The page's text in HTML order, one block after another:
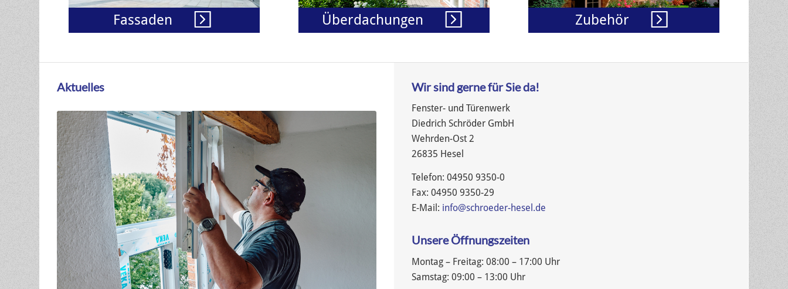
Fassaden Überdachungen Zubehör
Aktuelles Wir sind gerne für Sie da!
Fenster- und Türenwerk
Diedrich Schröder GmbH
Wehrden-Ost 2
26835 Hesel
Telefon: 04950 9350-0
Fax: 04950 9350-29
E-Mail: info@schroeder-hesel.de
Unsere Öffnungszeiten
Montag – Freitag: 08:00 – 17:00 Uhr
Samstag: 09:00 – 13:00 Uhr